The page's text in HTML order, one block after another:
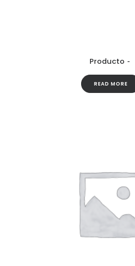
Producto
READ MORE